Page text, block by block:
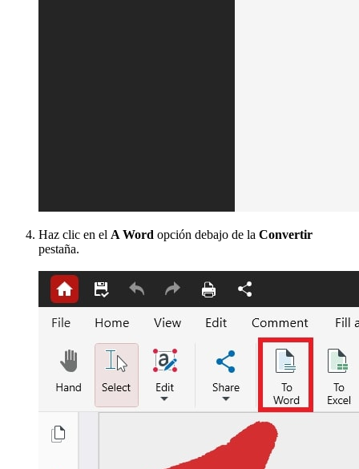
Haz clic en el A Word opción debajo de la Convertir
pestaña.